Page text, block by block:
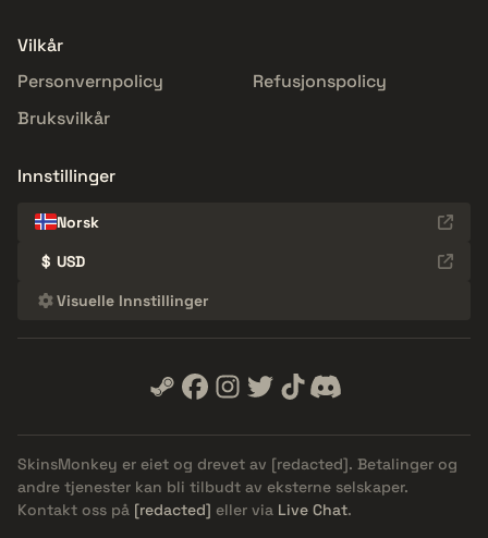
Vilkår
Personvernpolicy
Refusjonspolicy
Bruksvilkår
Innstillinger
Norsk
$ USD
Visuelle Innstillinger
SkinsMonkey er eiet og drevet av [redacted]. Betalinger og
andre tjenester kan bli tilbudt av eksterne selskaper.
Kontakt oss på [redacted] eller via Live Chat.